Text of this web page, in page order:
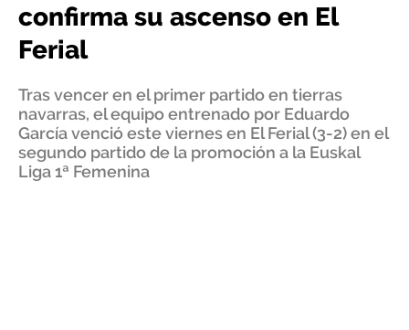
confirma su ascenso en El
Ferial
Tras vencer en el primer partido en tierras
navarras, el equipo entrenado por Eduardo
García venció este viernes en El Ferial (3-2) en el
segundo partido de la promoción a la Euskal
Liga 1ª Femenina